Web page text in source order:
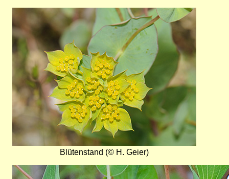
Blütenstand (© H. Geier)
Bild